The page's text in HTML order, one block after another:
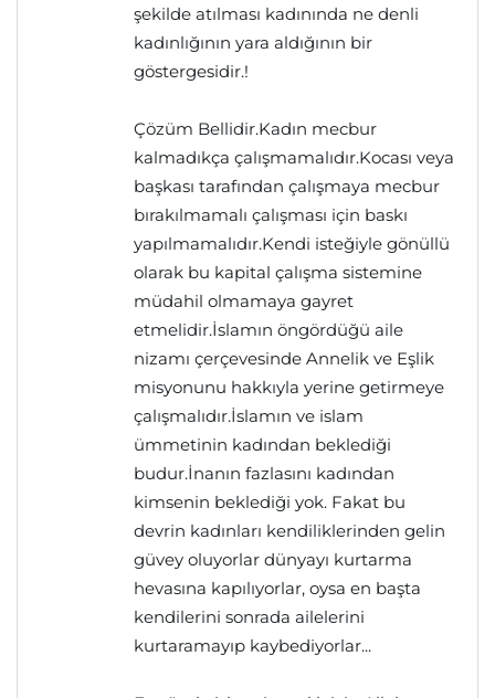
şekilde atılması kadınında ne denli
kadınlığının yara aldığının bir
göstergesidir.!
Çözüm Bellidir.Kadın mecbur
kalmadıkça çalışmamalıdır.Kocası veya
başkası tarafından çalışmaya mecbur
bırakılmamalı çalışması için baskı
yapılmamalıdır.Kendi isteğiyle gönüllü
olarak bu kapital çalışma sistemine
müdahil olmamaya gayret
etmelidir.İslamın öngördüğü aile
nizamı çerçevesinde Annelik ve Eşlik
misyonunu hakkıyla yerine getirmeye
çalışmalıdır.İslamın ve islam
ümmetinin kadından beklediği
budur.İnanın fazlasını kadından
kimsenin beklediği yok. Fakat bu
devrin kadınları kendiliklerinden gelin
güvey oluyorlar dünyayı kurtarma
hevasına kapılıyorlar, oysa en başta
kendilerini sonrada ailelerini
kurtaramayıp kaybediyorlar...